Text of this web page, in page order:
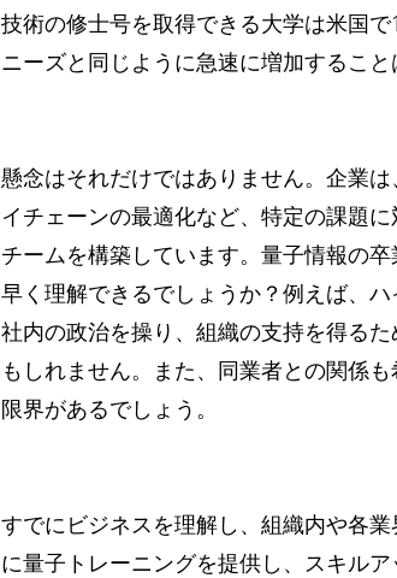
技術の修士号を取得できる大学は米国
ニーズと同じように急速に増加すること
懸念はそれだけではありません。企業
イチェーンの最適化など、特定の課題
チームを構築しています。量子情報の
早く理解できるでしょうか？例えば、
社内の政治を操り、組織の支持を得る
もしれません。また、同業者との関係
限界があるでしょう。
すでにビジネスを理解し、組織内や各
に量子トレーニングを提供し、スキル